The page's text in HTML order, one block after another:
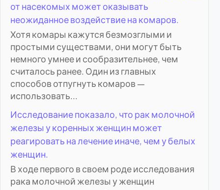
от насекомых может оказывать
неожиданное воздействие на комаров.
Хотя комары кажутся безмозглыми и
простыми существами, они могут быть
немного умнее и сообразительнее, чем
считалось ранее. Один из главных
способов отпугнуть комаров —
использовать...
Исследование показало, что рак молочной
железы у коренных женщин может
реагировать на лечение иначе, чем у белых
женщин.
В ходе первого в своем роде исследования
рака молочной железы у женщин